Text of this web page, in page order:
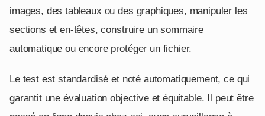
images, des tableaux ou des graphiques, manipuler les
sections et en-têtes, construire un sommaire
automatique ou encore protéger un fichier.
Le test est standardisé et noté automatiquement, ce qui
garantit une évaluation objective et équitable. Il peut être